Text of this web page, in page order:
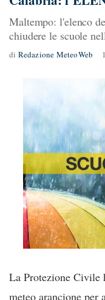
Maltempo: l'elenco
chiudere le scuole
di Redazione MeteoWeb
La Protezione Civile
meteo arancione